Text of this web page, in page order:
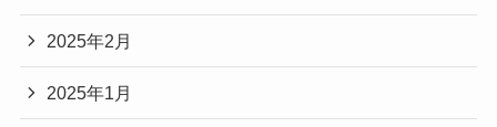
2025年2月
2025年1月